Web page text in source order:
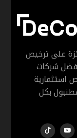
على ترخيص
شركات
استثمارية
بكل